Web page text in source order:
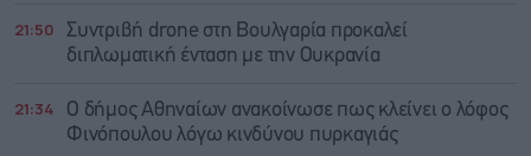
21:50
Συντριβή drone στη Βουλγαρία προκαλεί
διπλωματική ένταση με την Ουκρανία
21:34
Ο δήμος Αθηναίων ανακοίνωσε πως κλείνει ο λόφος
Φινόπουλου λόγω κινδύνου πυρκαγιάς